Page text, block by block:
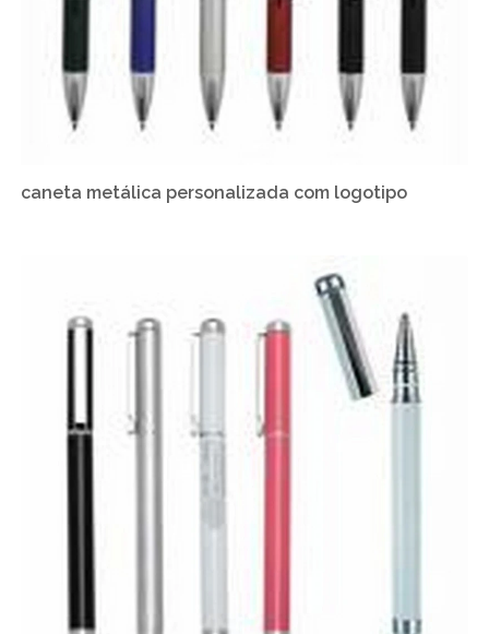
caneta metálica personalizada com logotipo